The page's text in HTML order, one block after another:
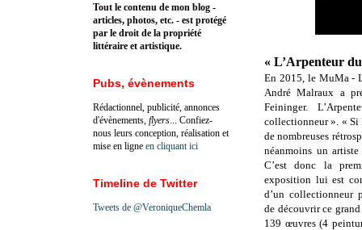
« L’Arpenteur
En 2015, le MuMa -
André Malraux a
Feininger.
collectionneur ». «
de nombreuses
néanmoins un
C’est donc la
exposition lui est
d’un collectionneur
de découvrir ce
139 œuvres (4
Tout le contenu de mon blog -
articles, photos, etc. - est protégé
par le droit de la propriété
littéraire et artistique.
Pubs, évènements
Rédactionnel, publicité, annonces
d'évènements, flyers ... Confiez-
nous leurs conception, réalisation et
mise en ligne en cliquant ici
Timeline de Twitter
Tweets de @VeroniqueChemla